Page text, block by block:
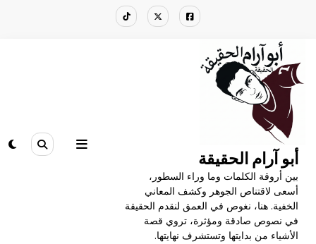
أبو آرام الحقيقة
بين أروقة الكلمات وما وراء السطور،
أسعى لاقتناص الجوهر وكشف المعاني
الخفية. هنا، نغوص في العمق لنقدم الحقيقة
في نصوص صادقة ومؤثرة، تروي قصة
الأشياء من بدايتها وتستشرف نهايتها.